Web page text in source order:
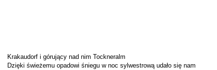
Krakaudorf i górujący nad nim Tockneralm
Dzięki świeżemu opadowi śniegu w noc sylwestrową udało się nam